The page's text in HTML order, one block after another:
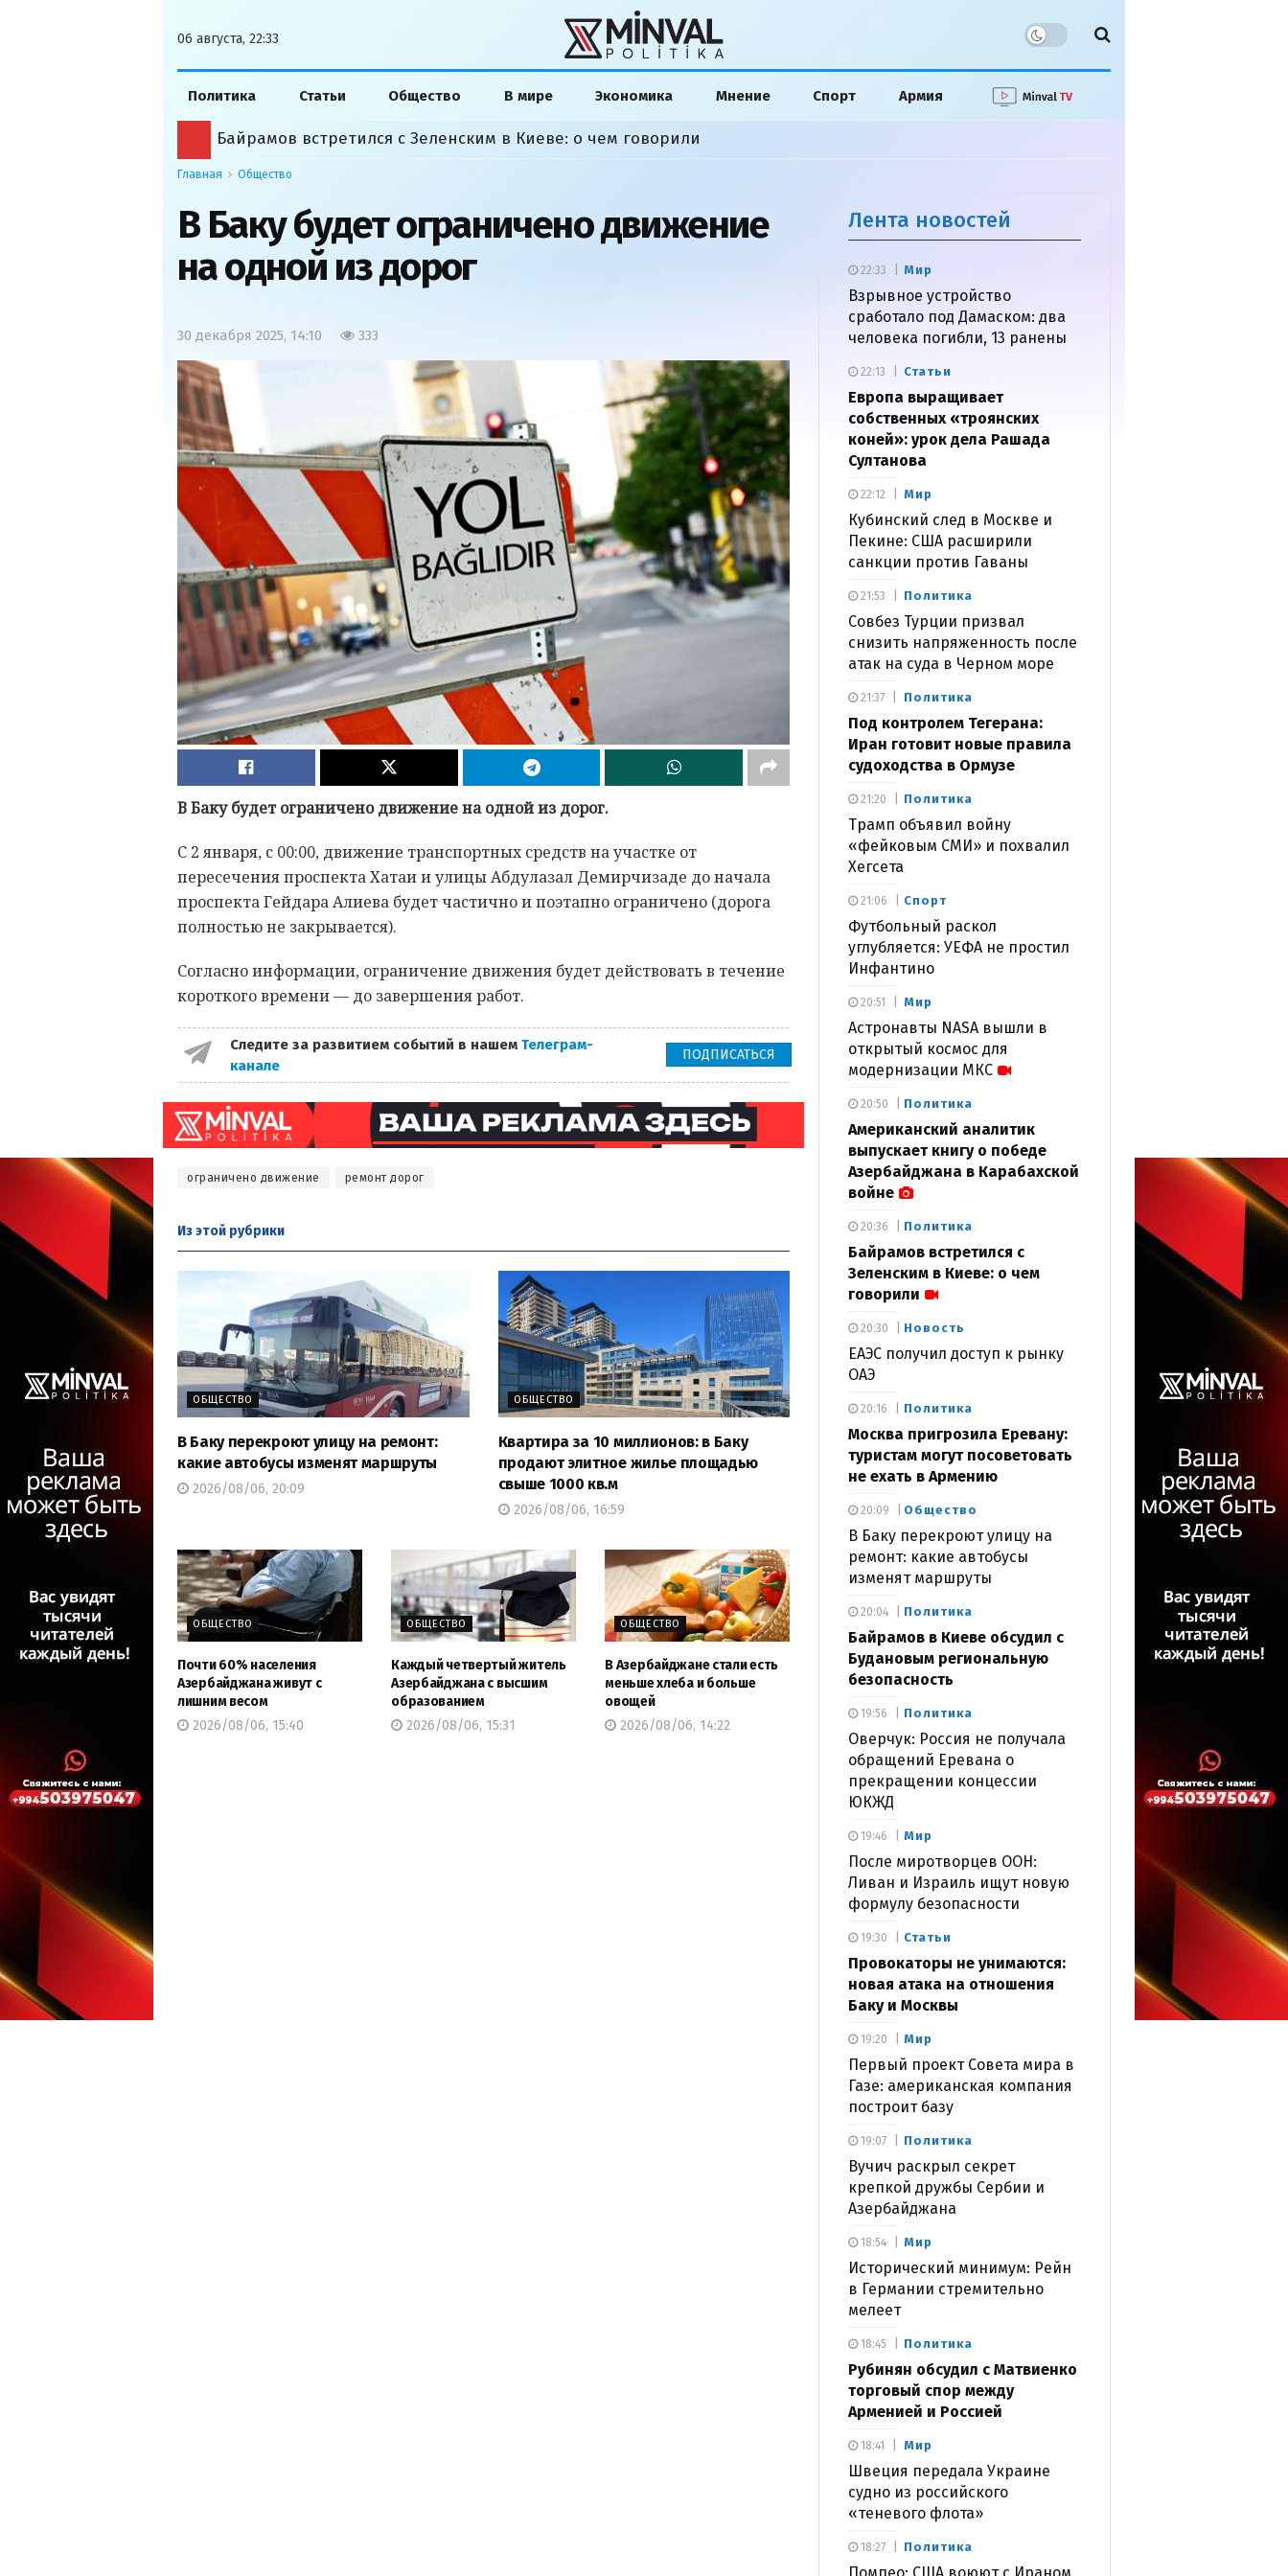
06 августа, 22:33
Политика Статьи Общество В мире Экономика Мнение Спорт Армия
Байрамов встретился с Зеленским в Киеве: о чем говорили
Главная Общество
В Баку будет ограничено движение
на одной из дорог
30 декабря 2025, 14:10 333
В Баку будет ограничено движение на одной из дорог.
С 2 января, с 00:00, движение транспортных средств на участке от
пересечения проспекта Хатаи и улицы Абдулазал Демирчизаде до начала
проспекта Гейдара Алиева будет частично и поэтапно ограничено (дорога
полностью не закрывается).
Согласно информации, ограничение движения будет действовать в течение
короткого времени — до завершения работ.
Следите за развитием событий в нашем Телеграм-
канале
ПОДПИСАТЬСЯ
ограничено движение ремонт дорог
Из этой рубрики
ОБЩЕСТВО
В Баку перекроют улицу на ремонт:
какие автобусы изменят маршруты
2026/08/06, 20:09
ОБЩЕСТВО
Квартира за 10 миллионов: в Баку
продают элитное жилье площадью
свыше 1000 кв.м
2026/08/06, 16:59
ОБЩЕСТВО
Почти 60% населения
Азербайджана живут с
лишним весом
2026/08/06, 15:40
ОБЩЕСТВО
Каждый четвертый житель
Азербайджана с высшим
образованием
2026/08/06, 15:31
ОБЩЕСТВО
В Азербайджане стали есть
меньше хлеба и больше
овощей
2026/08/06, 14:22
Лента новостей
Мир
Взрывное устройство
сработало под Дамаском: два
человека погибли, 13 ранены
22:33
Статьи
Европа выращивает
собственных «троянских
коней»: урок дела Рашада
Султанова
22:13
Мир
Кубинский след в Москве и
Пекине: США расширили
санкции против Гаваны
22:12
Политика
Совбез Турции призвал
снизить напряженность после
атак на суда в Черном море
21:53
Политика
Под контролем Тегерана:
Иран готовит новые правила
судоходства в Ормузе
21:37
Политика
Трамп объявил войну
«фейковым СМИ» и похвалил
Хегсета
21:20
Спорт
Футбольный раскол
углубляется: УЕФА не простил
Инфантино
21:06
Мир
Астронавты NASA вышли в
открытый космос для
модернизации МКС
20:51
Политика
Американский аналитик
выпускает книгу о победе
Азербайджана в Карабахской
войне
20:50
Политика
Байрамов встретился с
Зеленским в Киеве: о чем
говорили
20:36
Новость
ЕАЭС получил доступ к рынку
ОАЭ
20:30
Политика
Москва пригрозила Еревану:
туристам могут посоветовать
не ехать в Армению
20:16
Общество
В Баку перекроют улицу на
ремонт: какие автобусы
изменят маршруты
20:09
Политика
Байрамов в Киеве обсудил с
Будановым региональную
безопасность
20:04
Политика
Оверчук: Россия не получала
обращений Еревана о
прекращении концессии
ЮКЖД
19:56
Мир
После миротворцев ООН:
Ливан и Израиль ищут новую
формулу безопасности
19:46
Статьи
Провокаторы не унимаются:
новая атака на отношения
Баку и Москвы
19:30
Мир
Первый проект Совета мира в
Газе: американская компания
построит базу
19:20
Политика
Вучич раскрыл секрет
крепкой дружбы Сербии и
Азербайджана
19:07
Мир
Исторический минимум: Рейн
в Германии стремительно
мелеет
18:54
Политика
Рубинян обсудил с Матвиенко
торговый спор между
Арменией и Россией
18:45
Мир
Швеция передала Украине
судно из российского
«теневого флота»
18:41
Политика
18:27